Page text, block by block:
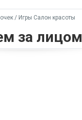
/ Игры Салон красоты
за лицом